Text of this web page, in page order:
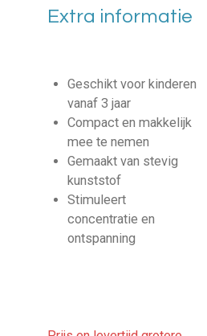
Extra informatie
Geschikt voor kinderen
vanaf 3 jaar
Compact en makkelijk
mee te nemen
Gemaakt van stevig
kunststof
Stimuleert
concentratie en
ontspanning